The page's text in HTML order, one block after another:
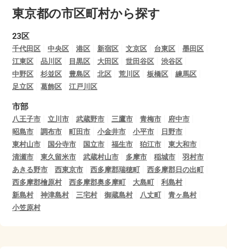
東京都の市区町村から探す
23区
千代田区 中央区 港区 新宿区 文京区 台東区
墨田区
江東区
品川区 目黒区 大田区 世田谷区
渋谷区
中野区
杉並区 豊島区 北区 荒川区 板橋区
練馬区
足立区
葛飾区 江戸川区
市部
八王子市 立川市 武蔵野市 三鷹市 青梅市
府中市
昭島市
調布市 町田市 小金井市 小平市
日野市
東村山市
国分寺市 国立市 福生市 狛江市
東大和市
清瀬市
東久留米市 武蔵村山市 多摩市 稲城市
羽村市
あきる野市
西東京市 西多摩郡瑞穂町
西多摩郡日の出町
西多摩郡檜原村
西多摩郡奥多摩町 大島町
利島村
新島村
神津島村 三宅村 御蔵島村 八丈町
青ヶ島村
小笠原村